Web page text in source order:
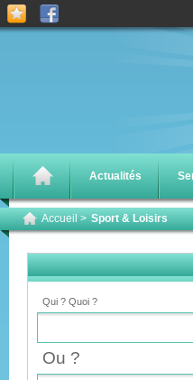
Actualités
Accueil> Sport & Loisirs
Qui ? Quoi ?
Ou ?